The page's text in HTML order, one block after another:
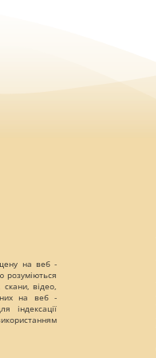
на веб -
розуміються
відео,
на веб -
індексації